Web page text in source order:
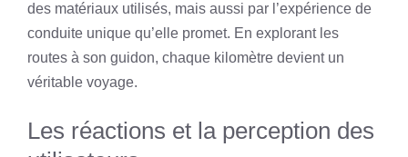
des matériaux utilisés, mais aussi par l’expérience de
conduite unique qu’elle promet. En explorant les
routes à son guidon, chaque kilomètre devient un
véritable voyage.
Les réactions et la perception des